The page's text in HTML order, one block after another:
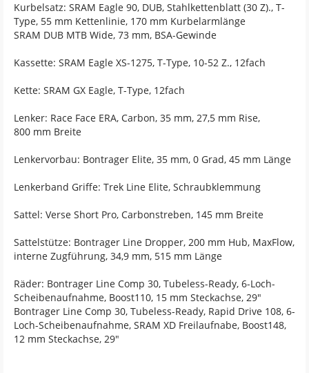
Kurbelsatz: SRAM Eagle 90, DUB, Stahlkettenblatt (30 Z)., T-
Type, 55 mm Kettenlinie, 170 mm Kurbelarmlänge
SRAM DUB MTB Wide, 73 mm, BSA-Gewinde
Kassette: SRAM Eagle XS-1275, T-Type, 10-52 Z., 12fach
Kette: SRAM GX Eagle, T-Type, 12fach
Lenker: Race Face ERA, Carbon, 35 mm, 27,5 mm Rise,
800 mm Breite
Lenkervorbau: Bontrager Elite, 35 mm, 0 Grad, 45 mm Länge
Lenkerband Griffe: Trek Line Elite, Schraubklemmung
Sattel: Verse Short Pro, Carbonstreben, 145 mm Breite
Sattelstütze: Bontrager Line Dropper, 200 mm Hub, MaxFlow,
interne Zugführung, 34,9 mm, 515 mm Länge
Räder: Bontrager Line Comp 30, Tubeless-Ready, 6-Loch-
Scheibenaufnahme, Boost110, 15 mm Steckachse, 29"
Bontrager Line Comp 30, Tubeless-Ready, Rapid Drive 108, 6-
Loch-Scheibenaufnahme, SRAM XD Freilaufnabe, Boost148,
12 mm Steckachse, 29"